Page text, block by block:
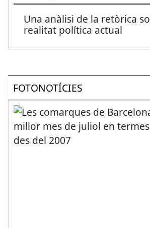
Una anàlisi de la retòrica
realitat política actual
FOTONOTÍCIES